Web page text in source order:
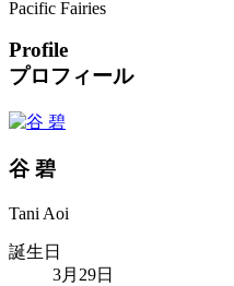
Pacific Fairies
Profile
プロフィール
谷 碧
Tani Aoi
誕生日
3月29日